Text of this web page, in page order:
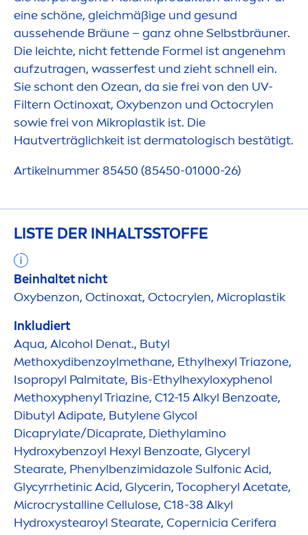
eine schöne, gleichmäßige und gesund
aussehende Bräune – ganz ohne Selbstbräuner.
Die leichte, nicht fettende Formel ist angenehm
aufzutragen, wasserfest und zieht schnell ein.
Sie schont den Ozean, da sie frei von den UV-
Filtern Octinoxat, Oxybenzon und Octocrylen
sowie frei von Mikroplastik ist. Die
Hautverträglichkeit ist dermatologisch bestätigt.
Artikelnummer 85450 (85450-01000-26)
LISTE DER INHALTSSTOFFE
Beinhaltet nicht
Oxybenzon, Octinoxat, Octocrylen, Microplastik
Inkludiert
Aqua, Alcohol Denat., Butyl
Methoxydibenzoylmethane, Ethylhexyl Triazone,
Isopropyl Palmitate, Bis-Ethylhexyloxyphenol
Methoxyphenyl Triazine, C12-15 Alkyl Benzoate,
Dibutyl Adipate, Butylene Glycol
Dicaprylate/Dicaprate, Diethylamino
Hydroxybenzoyl Hexyl Benzoate, Glyceryl
Stearate, Phenylbenzimidazole Sulfonic Acid,
Glycyrrhetinic Acid, Glycerin, Tocopheryl Acetate,
Microcrystalline Cellulose, C18-38 Alkyl
Hydroxystearoyl Stearate, Copernicia Cerifera